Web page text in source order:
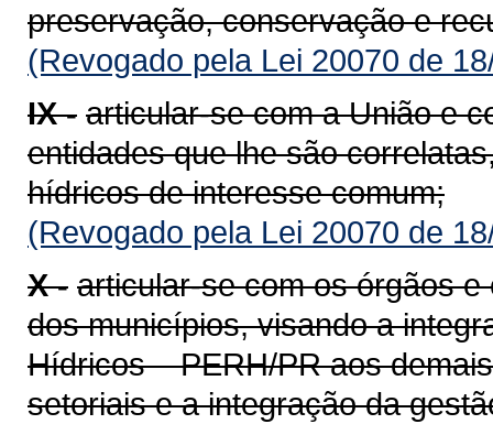
preservação, conservação e
(Revogado pela Lei 20070 de
IX - articular-se com a União e
entidades que lhe são
hídricos de interesse comum;
(Revogado pela Lei 20070 de
X - articular-se com os órgãos
dos municípios, visando a
Hídricos – PERH/PR aos
setoriais e a integração da